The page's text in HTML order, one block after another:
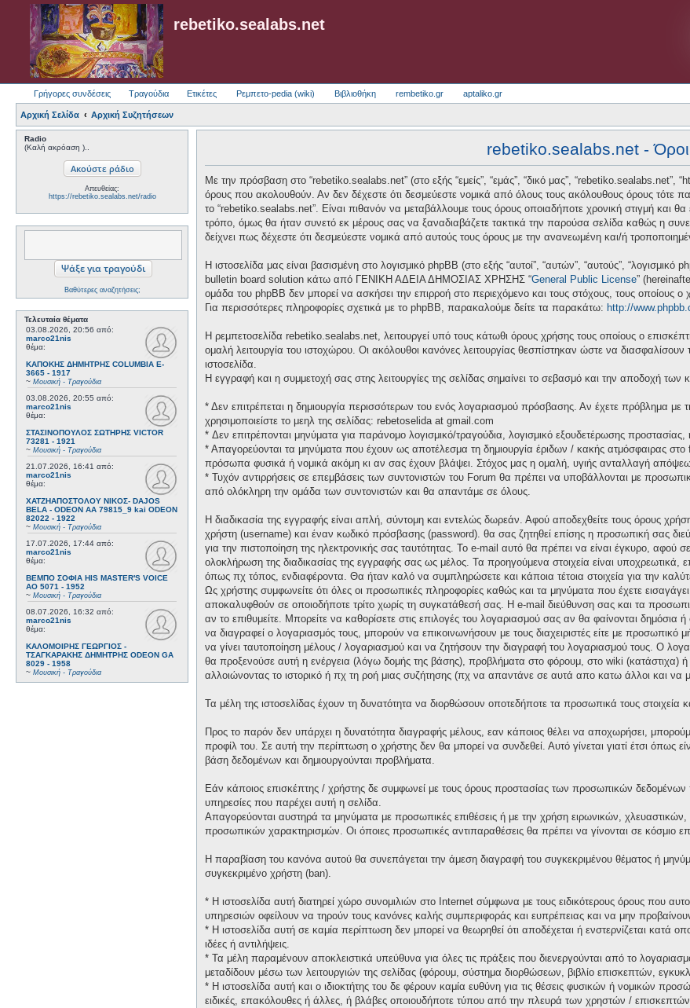
rebetiko.sealabs.net
Γρήγορες συνδέσεις Τραγούδια Ετικέτες Ρεμπετο-pedia (wiki) Βιβλιοθήκη rembetiko.gr aptaliko.gr
Αρχική Σελίδα Αρχική Συζητήσεων
Radio
(Καλή ακρόαση )..
Απευθείας:
https://rebetiko.sealabs.net/radio
Βαθύτερες αναζητήσεις;
Τελευταία θέματα
03.08.2026, 20:56 από:
marco21nis
θέμα:
ΚΑΠΟΚΗΣ ΔΗΜΗΤΡΗΣ COLUMBIA E-
3665 - 1917
~ Μουσική - Τραγούδια
03.08.2026, 20:55 από:
marco21nis
θέμα:
ΣΤΑΣΙΝΟΠΟΥΛΟΣ ΣΩΤΗΡΗΣ VICTOR
73281 - 1921
~ Μουσική - Τραγούδια
21.07.2026, 16:41 από:
marco21nis
θέμα:
ΧΑΤΖΗΑΠΟΣΤΟΛΟΥ ΝΙΚΟΣ- DAJOS
BELA - ODEON AA 79815_9 kai ODEON
82022 - 1922
~ Μουσική - Τραγούδια
17.07.2026, 17:44 από:
marco21nis
θέμα:
ΒΕΜΠΟ ΣΟΦΙΑ HIS MASTER'S VOICE
AO 5071 - 1952
~ Μουσική - Τραγούδια
08.07.2026, 16:32 από:
marco21nis
θέμα:
ΚΑΛΟΜΟΙΡΗΣ ΓΕΩΡΓΙΟΣ -
ΤΣΑΓΚΑΡΑΚΗΣ ΔΗΜΗΤΡΗΣ ODEON GA
8029 - 1958
~ Μουσική - Τραγούδια
rebetiko.sealabs.net -
Με την πρόσβαση στο “rebetiko.sealabs.net” (στο εξής “εμείς”, “εμάς”, “δικό μας”, “rebetiko.sealabs.net”,
όρους που ακολουθούν. Αν δεν δέχεστε ότι δεσμεύεστε νομικά από όλους τους ακόλουθους όρους τότε
το “rebetiko.sealabs.net”. Είναι πιθανόν να μεταβάλλουμε τους όρους οποιαδήποτε χρονική στιγμή και
τρόπο, όμως θα ήταν συνετό εκ μέρους σας να ξαναδιαβάζετε τακτικά την παρούσα σελίδα καθώς η
δείχνει πως δέχεστε ότι δεσμεύεστε νομικά από αυτούς τους όρους με την ανανεωμένη και/ή
Η ιστοσελίδα μας είναι βασισμένη στο λογισμικό phpBB (στο εξής “αυτοί”, “αυτών”, “αυτούς”,
bulletin board solution κάτω από ΓΕΝΙΚΗ ΑΔΕΙΑ ΔΗΜΟΣΙΑΣ ΧΡΗΣΗΣ “General Public License”
ομάδα του phpBB δεν μπορεί να ασκήσει την επιρροή στο περιεχόμενο και τους στόχους, τους οποίους
Για περισσότερες πληροφορίες σχετικά με το phpBB, παρακαλούμε δείτε τα παρακάτω: http://
Η ρεμπετοσελίδα rebetiko.sealabs.net, λειτουργεί υπό τους κάτωθι όρους χρήσης τους οποίους ο
ομαλή λειτουργία του ιστοχώρου. Οι ακόλουθοι κανόνες λειτουργίας θεσπίστηκαν ώστε να
ιστοσελίδα.
Η εγγραφή και η συμμετοχή σας στης λειτουργίες της σελίδας σημαίνει το σεβασμό και την αποδοχή των
* Δεν επιτρέπεται η δημιουργία περισσότερων του ενός λογαριασμού πρόσβασης. Αν έχετε πρόβλημα
χρησιμοποιείστε το μεηλ της σελίδας: rebetoselida at gmail.com
* Δεν επιτρέπονται μηνύματα για παράνομο λογισμικό/τραγούδια, λογισμικό εξουδετέρωσης
* Απαγορεύονται τα μηνύματα που έχουν ως αποτέλεσμα τη δημιουργία έριδων / κακής ατμόσφαιρας στο
πρόσωπα φυσικά ή νομικά ακόμη κι αν σας έχουν βλάψει. Στόχος μας η ομαλή, υγιής ανταλλαγή
* Τυχόν αντιρρήσεις σε επεμβάσεις των συντονιστών του Forum θα πρέπει να υποβάλλονται με
από ολόκληρη την ομάδα των συντονιστών και θα απαντάμε σε όλους.
Η διαδικασία της εγγραφής είναι απλή, σύντομη και εντελώς δωρεάν. Αφού αποδεχθείτε τους όρους
χρήστη (username) και έναν κωδικό πρόσβασης (password). θα σας ζητηθεί επίσης η προσωπική σας
για την πιστοποίηση της ηλεκτρονικής σας ταυτότητας. Το e-mail αυτό θα πρέπει να είναι έγκυρο, αφού
ολοκλήρωση της διαδικασίας της εγγραφής σας ως μέλος. Τα προηγούμενα στοιχεία είναι υποχρεωτικά,
όπως πχ τόπος, ενδιαφέροντα. Θα ήταν καλό να συμπληρώσετε και κάποια τέτοια στοιχεία για την
Ως χρήστης συμφωνείτε ότι όλες οι προσωπικές πληροφορίες καθώς και τα μηνύματα που έχετε
αποκαλυφθούν σε οποιοδήποτε τρίτο χωρίς τη συγκατάθεσή σας. Η e-mail διεύθυνση σας και τα
αν το επιθυμείτε. Μπορείτε να καθορίσετε στις επιλογές του λογαριασμού σας αν θα φαίνονται δημόσια
να διαγραφεί ο λογαριασμός τους, μπορούν να επικοινωνήσουν με τους διαχειριστές είτε με προσωπικό
να γίνει ταυτοποίηση μέλους / λογαριασμού και να ζητήσουν την διαγραφή του λογαριασμού τους. Ο
θα προξενούσε αυτή η ενέργεια (λόγω δομής της βάσης), προβλήματα στο φόρουμ, στο wiki
αλλοιώνοντας το ιστορικό ή πχ τη ροή μιας συζήτησης (πχ να απαντάνε σε αυτά απο κατω άλλοι και να
Τα μέλη της ιστοσελίδας έχουν τη δυνατότητα να διορθώσουν οποτεδήποτε τα προσωπικά τους στοιχεία
Προς το παρόν δεν υπάρχει η δυνατότητα διαγραφής μέλους, εαν κάποιος θέλει να αποχωρήσει,
προφίλ του. Σε αυτή την περίπτωση ο χρήστης δεν θα μπορεί να συνδεθεί. Αυτό γίνεται γιατί έτσι όπως
βάση δεδομένων και δημιουργούνται προβλήματα.
Εάν κάποιος επισκέπτης / χρήστης δε συμφωνεί με τους όρους προστασίας των προσωπικών δεδομένων
υπηρεσίες που παρέχει αυτή η σελίδα.
Απαγορεύονται αυστηρά τα μηνύματα με προσωπικές επιθέσεις ή με την χρήση ειρωνικών,
προσωπικών χαρακτηρισμών. Οι όποιες προσωπικές αντιπαραθέσεις θα πρέπει να γίνονται σε κόσμιο
Η παραβίαση του κανόνα αυτού θα συνεπάγεται την άμεση διαγραφή του συγκεκριμένου θέματος ή
συγκεκριμένο χρήστη (ban).
* H ιστοσελίδα αυτή διατηρεί χώρο συνομιλιών στο Internet σύμφωνα με τους ειδικότερους όρους που
υπηρεσιών οφείλουν να τηρούν τους κανόνες καλής συμπεριφοράς και ευπρέπειας και να μην
* H ιστοσελίδα αυτή σε καμία περίπτωση δεν μπορεί να θεωρηθεί ότι αποδέχεται ή ενστερνίζεται κατά
ιδέες ή αντιλήψεις.
* Τα μέλη παραμένουν αποκλειστικά υπεύθυνα για όλες τις πράξεις που διενεργούνται από το
μεταδίδουν μέσω των λειτουργιών της σελίδας (φόρουμ, σύστημα διορθώσεων, βιβλίο επισκεπτών,
* H ιστοσελίδα αυτή και ο ιδιοκτήτης του δε φέρουν καμία ευθύνη για τις θέσεις φυσικών ή νομικών
ειδικές, επακόλουθες ή άλλες, ή βλάβες οποιουδήποτε τύπου από την πλευρά των χρηστών /